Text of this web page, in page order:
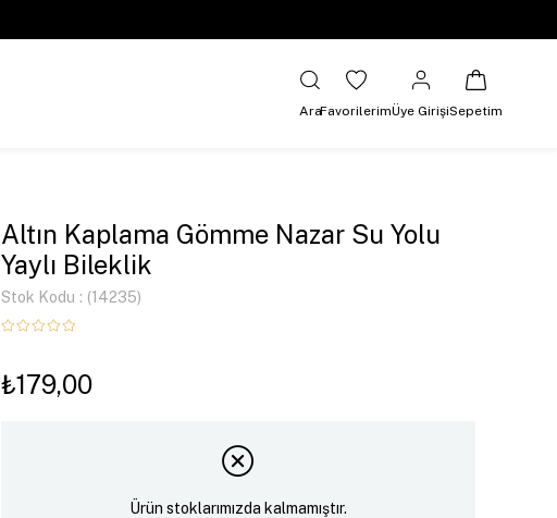
AraFavorilerimÜye GirişiSepetim
Altın Kaplama Gömme Nazar Su Yolu
Yaylı Bileklik
Stok Kodu (14235)
₺179,00
Ürün stoklarımızda kalmamıştır.